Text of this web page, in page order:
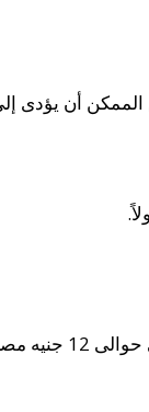
أن يؤدى
حيث أنه يمكنك الحصول